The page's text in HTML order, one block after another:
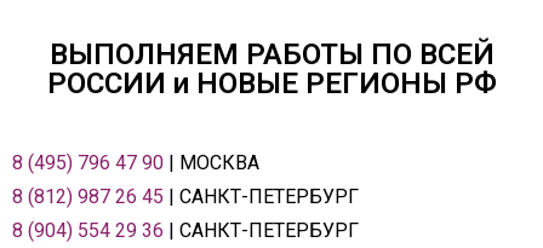
ВЫПОЛНЯЕМ РАБОТЫ ПО ВСЕЙ
РОСCИИ и НОВЫЕ РЕГИОНЫ РФ
8 (495) 796 47 90 | МОСКВА
8 (812) 987 26 45 | САНКТ-ПЕТЕРБУРГ
8 (904) 554 29 36 | САНКТ-ПЕТЕРБУРГ